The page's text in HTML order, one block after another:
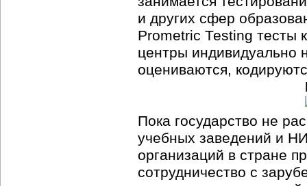
и других сфер
Prometric Теsting тесты
центры индивидуально
оцениваются,
Пока государство не
учебных заведений и
организаций в стране
сотрудничество с